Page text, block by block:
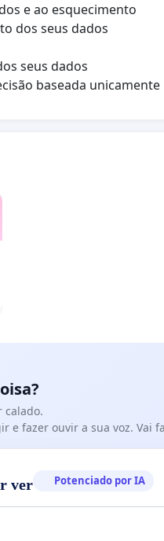
e ao esquecimento
dos seus dados
seus dados
baseada
calado.
e fazer ouvir a sua voz. Vai
ver Potenciado por IA